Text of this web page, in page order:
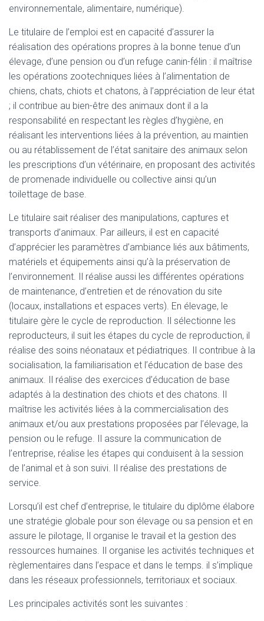
environnementale, alimentaire, numérique).
Le titulaire de l’emploi est en capacité d’assurer la
réalisation des opérations propres à la bonne tenue d’un
élevage, d’une pension ou d’un refuge canin-félin : il maîtrise
les opérations zootechniques liées à l’alimentation de
chiens, chats, chiots et chatons, à l’appréciation de leur état
; il contribue au bien-être des animaux dont il a la
responsabilité en respectant les règles d’hygiène, en
réalisant les interventions liées à la prévention, au maintien
ou au rétablissement de l’état sanitaire des animaux selon
les prescriptions d’un vétérinaire, en proposant des activités
de promenade individuelle ou collective ainsi qu’un
toilettage de base.
Le titulaire sait réaliser des manipulations, captures et
transports d’animaux. Par ailleurs, il est en capacité
d’apprécier les paramètres d’ambiance liés aux bâtiments,
matériels et équipements ainsi qu’à la préservation de
l’environnement. Il réalise aussi les différentes opérations
de maintenance, d’entretien et de rénovation du site
(locaux, installations et espaces verts). En élevage, le
titulaire gère le cycle de reproduction. Il sélectionne les
reproducteurs, il suit les étapes du cycle de reproduction, il
réalise des soins néonataux et pédiatriques. Il contribue à la
socialisation, la familiarisation et l’éducation de base des
animaux. Il réalise des exercices d’éducation de base
adaptés à la destination des chiots et des chatons. Il
maîtrise les activités liées à la commercialisation des
animaux et/ou aux prestations proposées par l’élevage, la
pension ou le refuge. Il assure la communication de
l’entreprise, réalise les étapes qui conduisent à la session
de l’animal et à son suivi. Il réalise des prestations de
service.
Lorsqu’il est chef d’entreprise, le titulaire du diplôme élabore
une stratégie globale pour son élevage ou sa pension et en
assure le pilotage, Il organise le travail et la gestion des
ressources humaines. Il organise les activités techniques et
règlementaires dans l’espace et dans le temps. il s’implique
dans les réseaux professionnels, territoriaux et sociaux.
Les principales activités sont les suivantes :